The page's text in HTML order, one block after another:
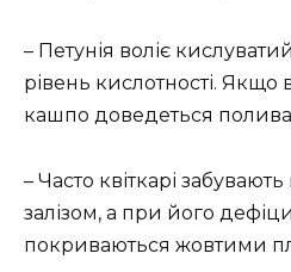
– Петунія воліє
рівень кислотності. Якщо
кашпо доведеться
– Часто квіткарі
залізом, а при його
покриваються жовтими